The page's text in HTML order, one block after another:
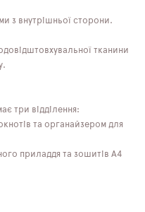
з внутрішньої сторони.
тканини
три відділення:
та органайзером для
приладдя та зошитів А4